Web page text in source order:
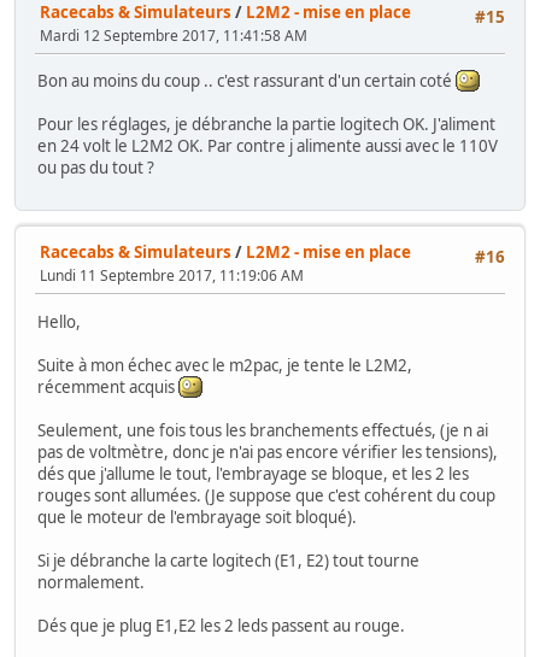
#15
Racecabs & Simulateurs / L2M2 - mise en place
Mardi 12 Septembre 2017, 11:41:58 AM
Bon au moins du coup .. c'est rassurant d'un certain coté
Pour les réglages, je débranche la partie logitech OK. J'aliment
en 24 volt le L2M2 OK. Par contre j alimente aussi avec le 110V
ou pas du tout ?
#16
Racecabs & Simulateurs / L2M2 - mise en place
Lundi 11 Septembre 2017, 11:19:06 AM
Hello,
Suite à mon échec avec le m2pac, je tente le L2M2,
récemment acquis
Seulement, une fois tous les branchements effectués, (je n ai
pas de voltmètre, donc je n'ai pas encore vérifier les tensions),
dés que j'allume le tout, l'embrayage se bloque, et les 2 les
rouges sont allumées. (Je suppose que c'est cohérent du coup
que le moteur de l'embrayage soit bloqué).
Si je débranche la carte logitech (E1, E2) tout tourne
normalement.
Dés que je plug E1,E2 les 2 leds passent au rouge.